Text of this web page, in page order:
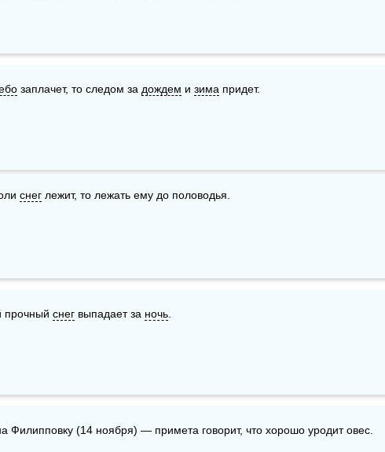
заплачет, то следом за дождем и зима придет.
снег лежит, то лежать ему до половодья.
прочный снег выпадает за ночь
Филипповку (14 ноября) — примета говорит, что хорошо уродит овес.